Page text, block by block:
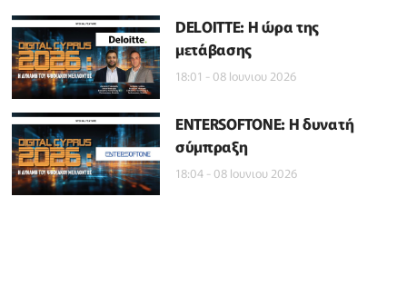
DELOITTE: Η ώρα της
μετάβασης
18:01 - 08 Ιουνιου 2026
ENTERSOFTONE: Η δυνατή
σύμπραξη
18:04 - 08 Ιουνιου 2026